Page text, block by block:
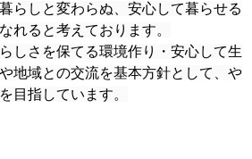
らしと変わらぬ、安心して暮らせる
れると考えております。
しさを保てる環境作り・安心して生
地域との交流を基本方針として、や
目指しています。